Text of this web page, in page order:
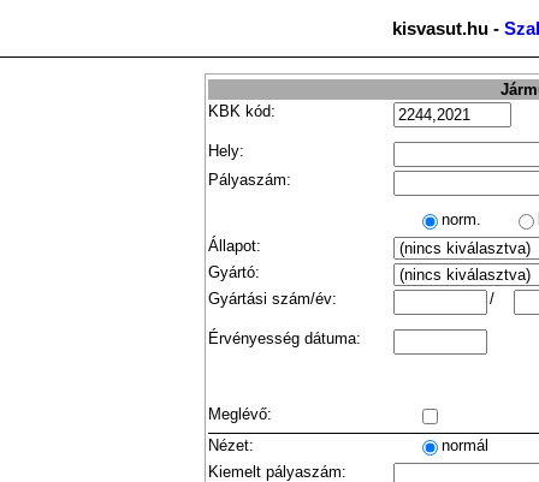
kisvasut.hu -
KBK kód:
Hely:
Pályaszám:
norm.
Állapot:
Gyártó:
Gyártási szám/év:
/
Érvényesség dátuma:
Meglévő:
Nézet:
normál
Kiemelt pályaszám: